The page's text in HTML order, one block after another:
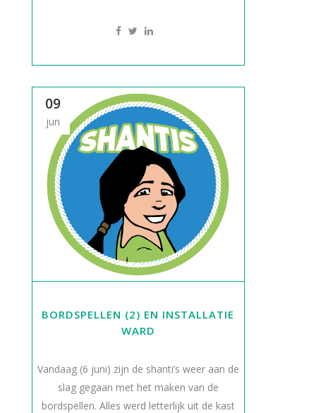
09
jun
BORDSPELLEN (2) EN INSTALLATIE
WARD
Vandaag (6 juni) zijn de shanti’s weer aan de
slag gegaan met het maken van de
bordspellen. Alles werd letterlijk uit de kast